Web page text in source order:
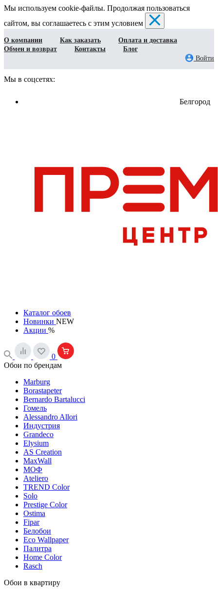
Мы используем cookie-файлы. Продолжая пользоваться
сайтом, вы соглашаетесь с этим условием
О компании Как заказать
Оплата и доставка
Обмен и возврат
Контакты
Блог
Войти
Мы в соцсетях:
Белгород
Каталог обоев
Новинки NEW
Акции %
0
Обои по брендам
Marburg
Borastapeter
Bernardo Bartalucci
Гомель
Alessandro Allori
Индустрия
Grandeco
Elysium
AS Creation
MaxWall
МОФ
Ateliero
TREND Color
Solo
Prestige Color
Ostima
Fipar
Белобои
Eco Wallpaper
Палитра
Home Color
Rasch
Обои в квартиру